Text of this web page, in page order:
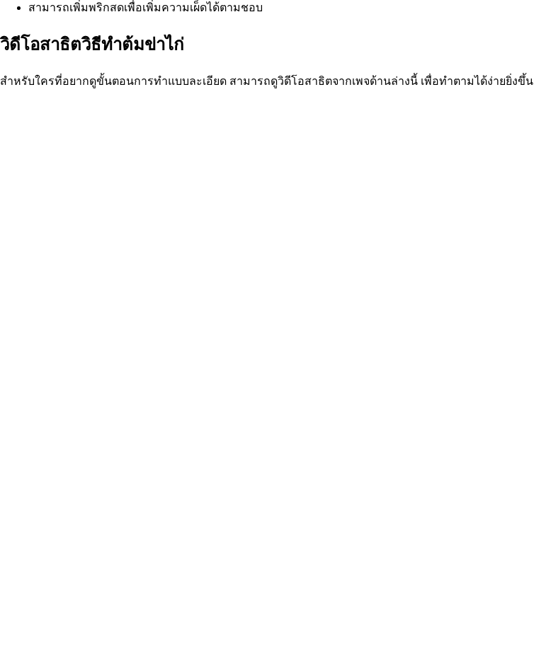
สามารถเพิ่มพริกสดเพื่อเพิ่มความเผ็ดได้ตามชอบ
วิดีโอสาธิตวิธีทำต้มข่าไก่
สำหรับใครที่อยากดูขั้นตอนการทำแบบละเอียด สามารถดูวิดีโอสาธิตจากเพจด้านล่างนี้ เพื่อทำตามได้ง่ายยิ่งขึ้น